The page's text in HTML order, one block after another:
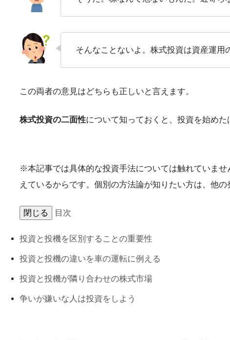
そんなことないよ。株式投資は資産運用
この両者の意見はどちらも正しいと言えます。
株式投資の二面性について知っておくと、投資を始め
※本記事では具体的な投資手法については触れていま
えているからです。個別の方法論が知りたい方は、他
閉じる 目次
投資と投機を区別することの重要性
投資と投機の違いを車の運転に例える
投資と投機が隣り合わせの株式市場
争いが嫌いな人は投資をしよう